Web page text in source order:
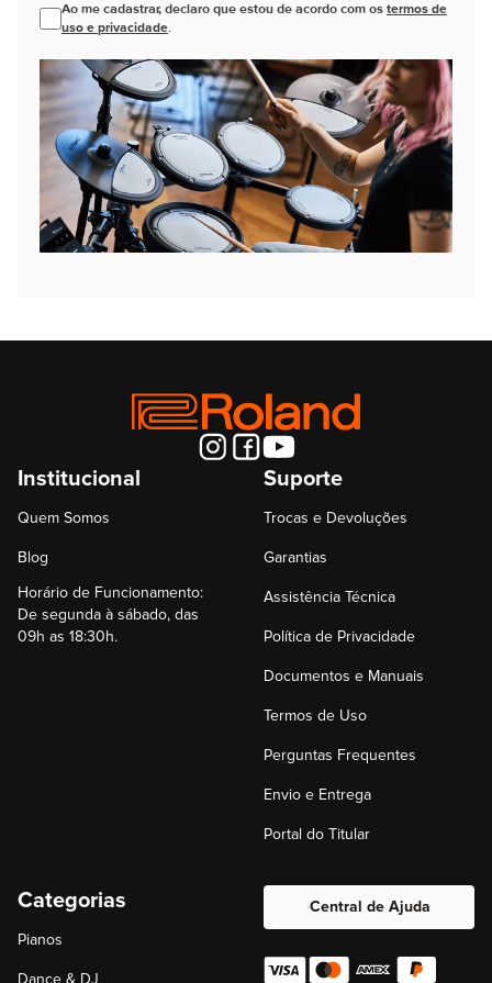
Ao me cadastrar, declaro que estou de acordo com os termos de
uso e privacidade.
Institucional
Quem Somos
Blog
Horário de Funcionamento:
De segunda à sábado, das
09h as 18:30h.
Suporte
Trocas e Devoluções
Garantias
Assistência Técnica
Política de Privacidade
Documentos e Manuais
Termos de Uso
Perguntas Frequentes
Envio e Entrega
Portal do Titular
Categorias
Pianos
Central de Ajuda